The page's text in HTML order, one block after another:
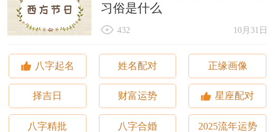
习俗是什么
10月31日
432
八字起名 姓名配对 正缘画像
择吉日 财富运势 星座配对
八字精批 八字合婚 2025流年运势